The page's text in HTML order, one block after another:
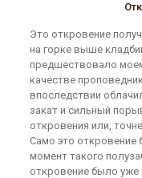
Это откровение
на горке выше
предшествовало
качестве
впоследствии
закат и сильный
откровения или,
Само это откровение
момент такого
откровение было уже